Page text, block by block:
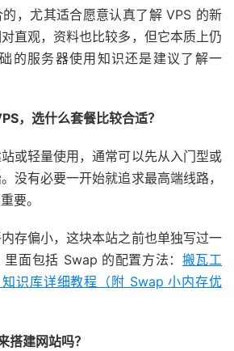
，尤其适合愿意认真了解 VPS 的新
直观，资料也比较多，但它本质上仍
的服务器使用知识还是建议了解一
，选什么套餐比较合适？
或轻量使用，通常可以先从入门型或
没有必要一开始就追求最高端线路，
要。
存偏小，这块本站之前也单独写过一
面包括 Swap 的配置方法： 搬瓦工
识库详细教程（附 Swap 小内存优
搭建网站吗？